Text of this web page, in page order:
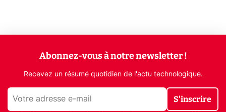
Abonnez-vous à notre newsletter !
Recevez un résumé quotidien de l'actu technologique.
S'inscrire